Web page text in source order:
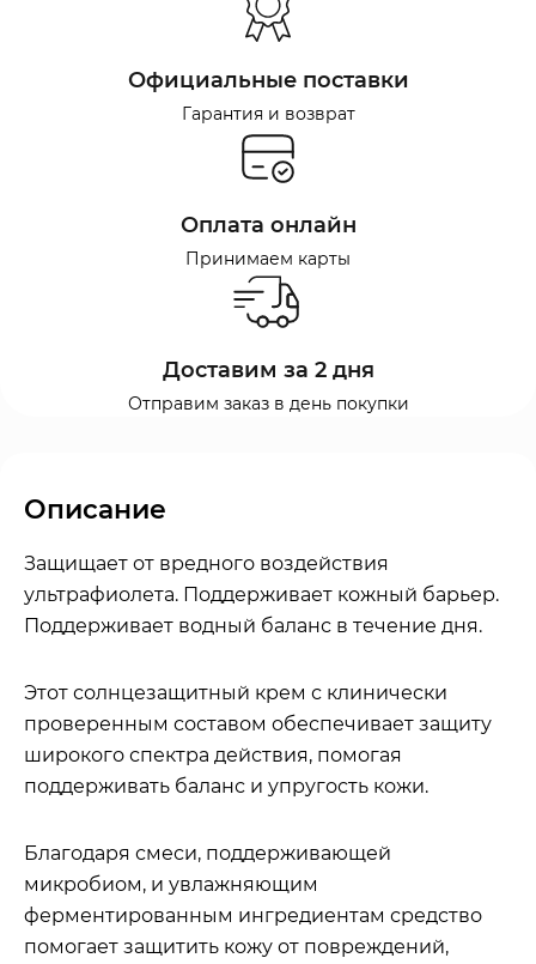
Официальные поставки
Гарантия и возврат
Оплата онлайн
Принимаем карты
Доставим за 2 дня
Отправим заказ в день покупки
Описание
Защищает от вредного воздействия
ультрафиолета. Поддерживает кожный барьер.
Поддерживает водный баланс в течение дня.
Этот солнцезащитный крем с клинически
проверенным составом обеспечивает защиту
широкого спектра действия, помогая
поддерживать баланс и упругость кожи.
Благодаря смеси, поддерживающей
микробиом, и увлажняющим
ферментированным ингредиентам средство
помогает защитить кожу от повреждений,